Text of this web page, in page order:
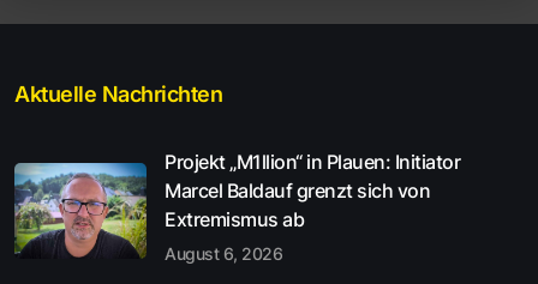
Aktuelle Nachrichten
Projekt „M1llion“ in Plauen: Initiator
Marcel Baldauf grenzt sich von
Extremismus ab
August 6, 2026